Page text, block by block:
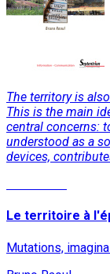
The territory is
This is the main
central concerns:
understood as a
devices,
Le territoire à
Mutations,